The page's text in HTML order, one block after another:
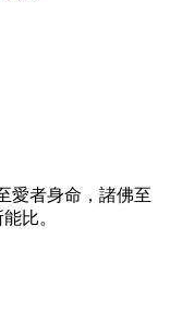
愛者身命，諸佛至
比。